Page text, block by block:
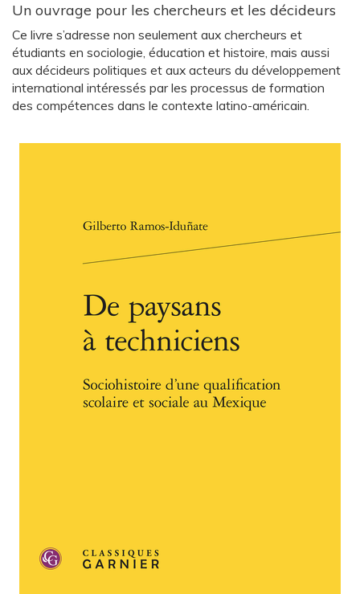
Un ouvrage pour les chercheurs et les décideurs
Ce livre s’adresse non seulement aux chercheurs et
étudiants en sociologie, éducation et histoire, mais aussi
aux décideurs politiques et aux acteurs du développement
international intéressés par les processus de formation
des compétences dans le contexte latino-américain.